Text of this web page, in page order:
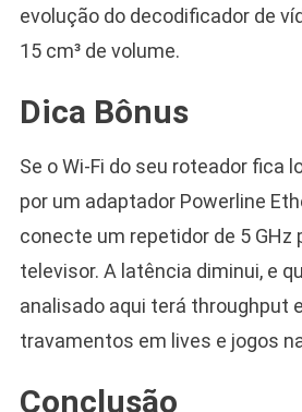
evolução do decodificador de
15 cm³ de volume.
Dica Bônus
Se o Wi-Fi do seu roteador fica
por um adaptador Powerline
conecte um repetidor de 5 GHz
televisor. A latência diminui, e
analisado aqui terá throughput
travamentos em lives e jogos
Conclusão